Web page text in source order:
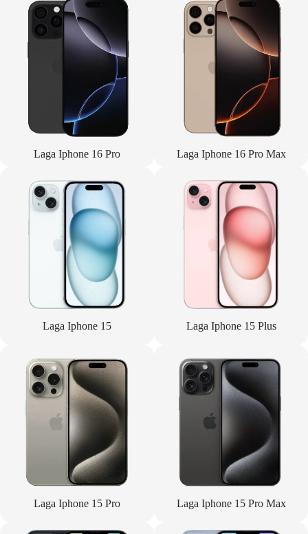
Laga Iphone 16 Pro Laga Iphone 16 Pro Max
Laga Iphone 15 Laga Iphone 15 Plus
Laga Iphone 15 Pro Laga Iphone 15 Pro Max